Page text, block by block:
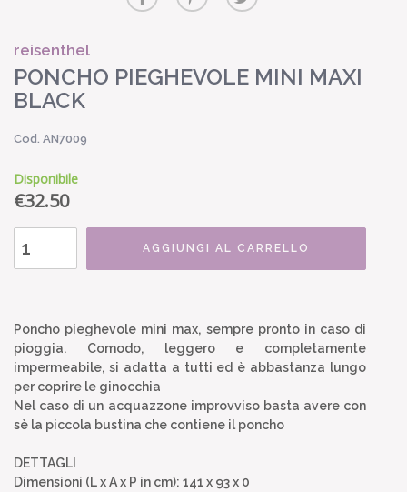
reisenthel
PONCHO PIEGHEVOLE MINI MAXI
BLACK
Cod. AN7009
Disponibile
€32.50
AGGIUNGI AL CARRELLO
Poncho pieghevole mini max, sempre pronto in caso di
pioggia. Comodo, leggero e completamente
impermeabile, si adatta a tutti ed è abbastanza lungo
per coprire le ginocchia
Nel caso di un acquazzone improvviso basta avere con
sè la piccola bustina che contiene il poncho
DETTAGLI
Dimensioni (L x A x P in cm): 141 x 93 x 0